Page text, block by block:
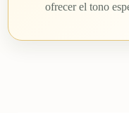
ofrecer el tono